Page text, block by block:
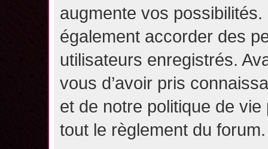
augmente vos possibilités.
également accorder des
utilisateurs enregistrés.
vous d’avoir pris
et de notre politique de
tout le règlement du forum.